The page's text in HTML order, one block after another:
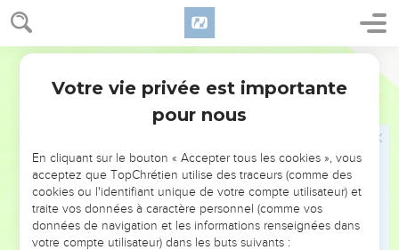
Actes 27
à la mer.
Le naufrage
Au lever du jour, sans reconnaître l’endroit, ils ont aperçu
un golfe avec une plage et décidé, si possible, d'y faire
Ils ont détaché les ancres pour les laisser aller dans la mer
et ont en même temps relâché les attaches des gouvernails.
Puis ils ont mis au vent la voile d'artimon et se sont dirigés
vers le rivage,
mais ils sont tombés sur un banc de sable où ils ont fait
Votre vie privée est importante
pour nous
En cliquant sur le bouton « Accepter tous les cookies », vous
acceptez que TopChrétien utilise des traceurs (comme des
cookies ou l'identifiant unique de votre compte utilisateur) et
traite vos données à caractère personnel (comme vos
données de navigation et les informations renseignées dans
votre compte utilisateur) dans les buts suivants :